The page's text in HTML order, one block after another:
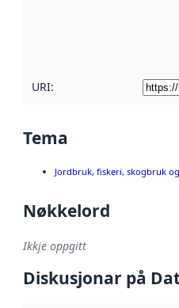
URI:
Tema
Jordbruk, fiskeri, skogbruk
Nøkkelord
Ikkje oppgitt
Diskusjonar på